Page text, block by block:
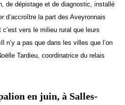
de dépistage et de diagnostic, installé
d’accroître la part des Aveyronnais
vers le milieu rural que leurs
n’y a pas que dans les villes que l’on
Tardieu, coordinatrice du relais
en juin, à Salles-